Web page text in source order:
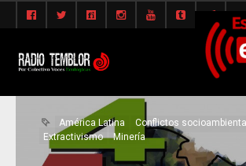
América Latina Conflictos
Extractivismo
Minería